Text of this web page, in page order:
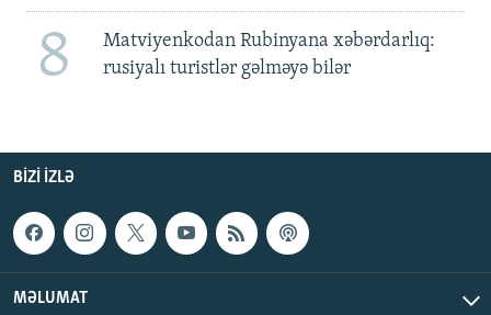
8
Matviyenkodan Rubinyana xəbərdarlıq:
rusiyalı turistlər gəlməyə bilər
BIZI IZLƏ
MƏLUMAT